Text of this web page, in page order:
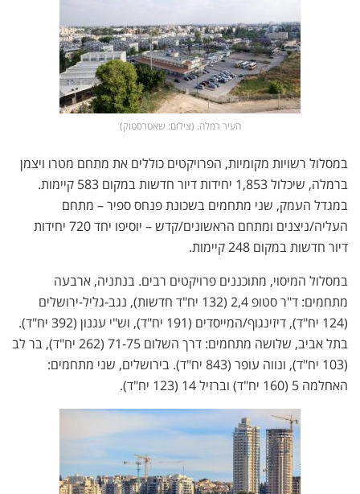
העיר רמלה. (צילום: שאטרסטוק)
במסלול רשויות מקומיות, הפרויקטים כוללים את מתחם מטרו ויצמן
ברמלה, שיכלול 1,853 יחידות דיור חדשות במקום 583 קיימות.
במגדל העמק, שני מתחמים בשכונת פנחס ספיר – מתחם
העליה/ניצנים ומתחם הראשונים/קדש – יוסיפו יחד 720 יחידות
דיור חדשות במקום 248 קיימות.
במסלול המיסוי, מתוכננים פרויקטים רבים. בנתניה, ארבעה
מתחמים: ד"ר סטופ 2,4 (132 יח"ד חדשות), נגב-גליל-ירושלים
(124 יח"ד), דיזינגוף/המייסדים (191 יח"ד), וש"י עגנון (392 יח"ד).
בתל אביב, שלושה מתחמים: דרך השלום 71-75 (262 יח"ד), בר לב
(103 יח"ד), ונווה עופר (843 יח"ד). בירושלים, שני מתחמים:
האחלמה 5 (160 יח"ד) וברזיל 14 (123 יח"ד).